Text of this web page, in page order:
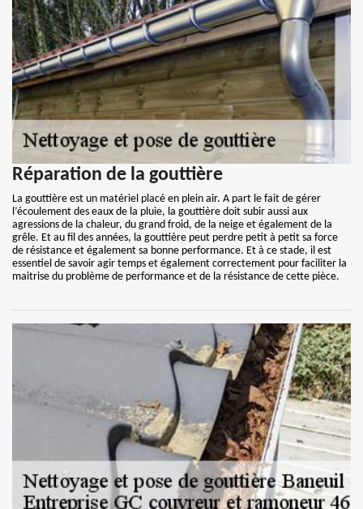
Réparation de la gouttière
La gouttière est un matériel placé en plein air. A part le fait de gérer
l’écoulement des eaux de la pluie, la gouttière doit subir aussi aux
agressions de la chaleur, du grand froid, de la neige et également de la
grêle. Et au fil des années, la gouttière peut perdre petit à petit sa force
de résistance et également sa bonne performance. Et à ce stade, il est
essentiel de savoir agir temps et également correctement pour faciliter la
maitrise du problème de performance et de la résistance de cette pièce.